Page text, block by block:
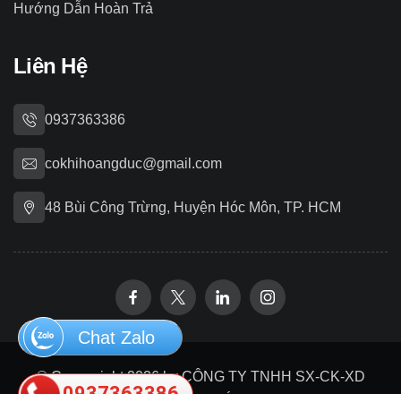
Hướng Dẫn Hoàn Trả
Liên Hệ
0937363386
cokhihoangduc@gmail.com
48 Bùi Công Trừng, Huyện Hóc Môn, TP. HCM
© Copywright 2026 by CÔNG TY TNHH SX-CK-XD
Chat Zalo